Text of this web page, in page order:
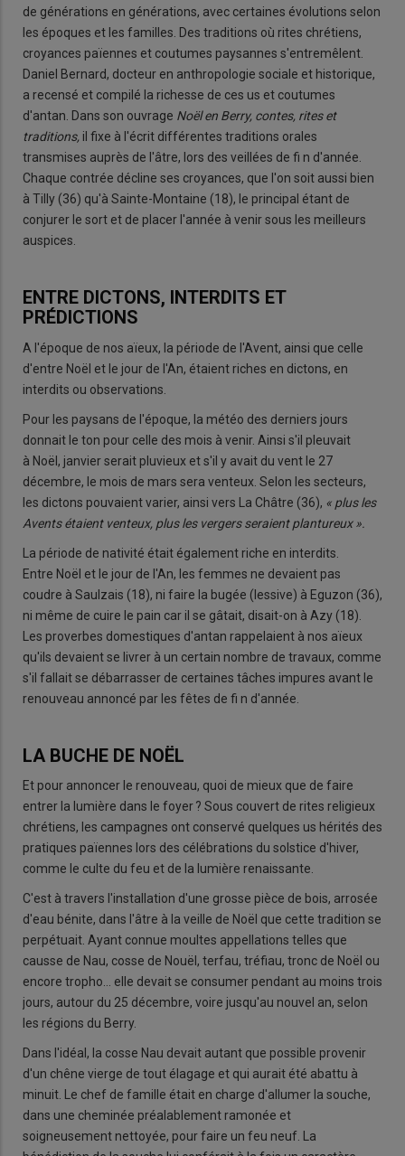
de générations en générations, avec certaines évolutions selon
les époques et les familles. Des traditions où rites chrétiens,
croyances païennes et coutumes paysannes s'entremêlent.
Daniel Bernard, docteur en anthropologie sociale et historique,
a recensé et compilé la richesse de ces us et coutumes
d'antan. Dans son ouvrage Noël en Berry, contes, rites et
traditions, il fixe à l'écrit différentes traditions orales
transmises auprès de l'âtre, lors des veillées de fi n d'année.
Chaque contrée décline ses croyances, que l'on soit aussi bien
à Tilly (36) qu'à Sainte-Montaine (18), le principal étant de
conjurer le sort et de placer l'année à venir sous les meilleurs
auspices.
ENTRE DICTONS, INTERDITS ET
PRÉDICTIONS
A l'époque de nos aïeux, la période de l'Avent, ainsi que celle
d'entre Noël et le jour de l'An, étaient riches en dictons, en
interdits ou observations.
Pour les paysans de l'époque, la météo des derniers jours
donnait le ton pour celle des mois à venir. Ainsi s'il pleuvait
à Noël, janvier serait pluvieux et s'il y avait du vent le 27
décembre, le mois de mars sera venteux. Selon les secteurs,
les dictons pouvaient varier, ainsi vers La Châtre (36), « plus les
Avents étaient venteux, plus les vergers seraient plantureux ».
La période de nativité était également riche en interdits.
Entre Noël et le jour de l'An, les femmes ne devaient pas
coudre à Saulzais (18), ni faire la bugée (lessive) à Eguzon (36),
ni même de cuire le pain car il se gâtait, disait-on à Azy (18).
Les proverbes domestiques d'antan rappelaient à nos aïeux
qu'ils devaient se livrer à un certain nombre de travaux, comme
s'il fallait se débarrasser de certaines tâches impures avant le
renouveau annoncé par les fêtes de fi n d'année.
LA BUCHE DE NOËL
Et pour annoncer le renouveau, quoi de mieux que de faire
entrer la lumière dans le foyer ? Sous couvert de rites religieux
chrétiens, les campagnes ont conservé quelques us hérités des
pratiques païennes lors des célébrations du solstice d'hiver,
comme le culte du feu et de la lumière renaissante.
C'est à travers l'installation d'une grosse pièce de bois, arrosée
d'eau bénite, dans l'âtre à la veille de Noël que cette tradition se
perpétuait. Ayant connue moultes appellations telles que
causse de Nau, cosse de Nouël, terfau, tréfiau, tronc de Noël ou
encore tropho… elle devait se consumer pendant au moins trois
jours, autour du 25 décembre, voire jusqu'au nouvel an, selon
les régions du Berry.
Dans l'idéal, la cosse Nau devait autant que possible provenir
d'un chêne vierge de tout élagage et qui aurait été abattu à
minuit. Le chef de famille était en charge d'allumer la souche,
dans une cheminée préalablement ramonée et
soigneusement nettoyée, pour faire un feu neuf. La